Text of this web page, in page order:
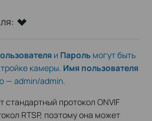
и Пароль могут быть
камеры. Имя пользователя
— admin/admin.
стандартный протокол ONVIF
RTSP, поэтому она может